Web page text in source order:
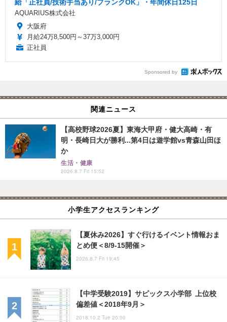
給「正社員/技術手当あり/ブランクOK」・年間休日125日
AQUARIUS株式会社
大阪府
月給24万8,500円～37万3,000円
正社員
Sponsored by
関連ニュース
【高校野球2026夏】東海大甲府・健大高崎・有
明・長崎日大が勝利...第4日は遊学館vs青森山田ほ
か
生活・健康
2026.8.7 Fri 15:52
小学生アクセスランキング
【夏休み2026】すぐ行けるイベント情報おま
とめ便＜8/9-15開催＞
2026.8.7 Fri 19:45
【中学受験2019】サピックス小学部 上位校
偏差値＜2018年9月＞
2018.10.2 Tue 20:00